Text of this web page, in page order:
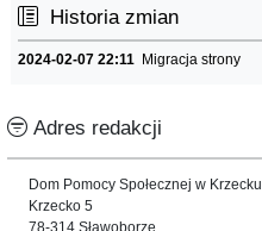
Historia zmian
2024-02-07 22:11 Migracja strony
Adres redakcji
Dom Pomocy Społecznej w Krzecku
Krzecko 5
78-314 Sławoborze